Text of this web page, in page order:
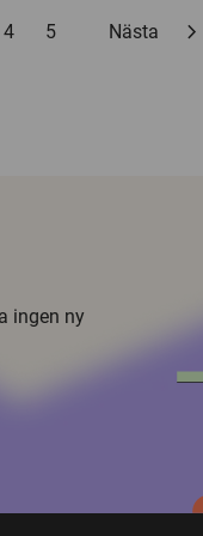
4 5 Nästa
ingen ny